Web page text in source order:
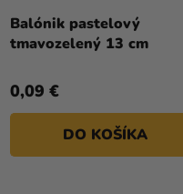
Balónik pastelový
tmavozelený 13 cm
0,09 €
DO KOŠÍKA